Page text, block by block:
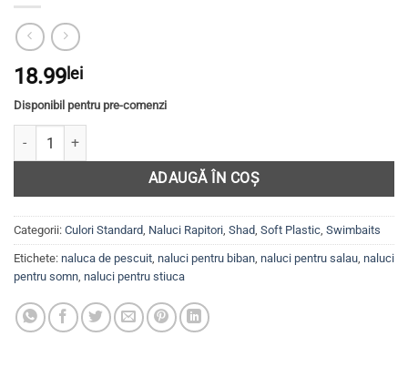
18.99lei
Disponibil pentru pre-comenzi
Cantitate Set 5 năluci Shad SLIM PERCH, 7cm, Green Pumpkin R, Cod
ADAUGĂ ÎN COȘ
Categorii: Culori Standard, Naluci Rapitori, Shad, Soft Plastic, Swimbaits
Etichete: naluca de pescuit, naluci pentru biban, naluci pentru salau, naluci
pentru somn, naluci pentru stiuca